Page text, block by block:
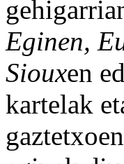
Eginen,
Siouxen
kartelak